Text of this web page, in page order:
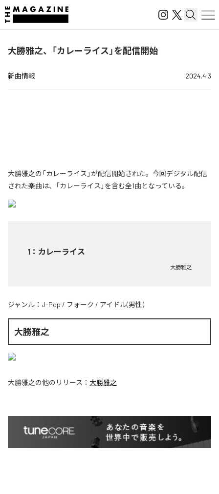
大勝雅之、「カレーライス」を配信開始
新曲情報 2024.4.3
大勝雅之の「カレーライス」が配信開始された。今回デジタル配信
された楽曲は、「カレーライス」を含む全1曲となっている。
1 ： カレーライス
大勝雅之
ジャンル： J-Pop / フォーク / アイドル(男性)
大勝雅之
大勝雅之の他のリリース： 大勝雅之